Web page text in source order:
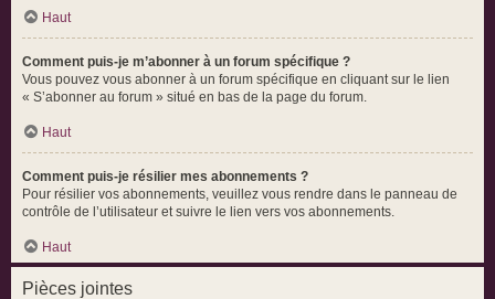
Haut
Comment puis-je m’abonner à un forum spécifique ?
Vous pouvez vous abonner à un forum spécifique en cliquant sur le lien
« S’abonner au forum » situé en bas de la page du forum.
Haut
Comment puis-je résilier mes abonnements ?
Pour résilier vos abonnements, veuillez vous rendre dans le panneau de
contrôle de l’utilisateur et suivre le lien vers vos abonnements.
Haut
Pièces jointes